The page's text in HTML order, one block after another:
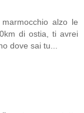
alzo le
di ostia, ti avrei
dove sai tu...